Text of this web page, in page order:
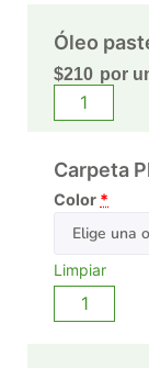
Óleo
$210 por
Carpeta
Color *
Limpiar